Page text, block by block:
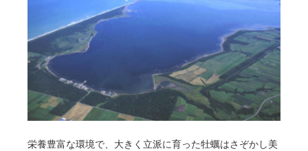
栄養豊富な環境で、大きく立派に育った牡蠣はさぞかし美